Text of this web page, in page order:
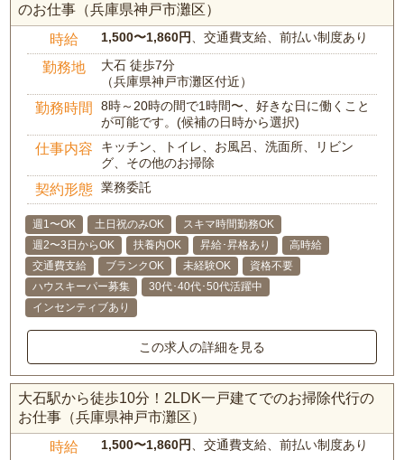
のお仕事（兵庫県神戸市灘区）
時給 1,500〜1,860円 、交通費支給、前払い制度あり
勤務地
大石 徒歩7分
（兵庫県神戸市灘区付近）
勤務時間
8時～20時の間で1時間〜、好きな日に働くこと
が可能です。(候補の日時から選択)
仕事内容
キッチン、トイレ、お風呂、洗面所、リビン
グ、その他のお掃除
契約形態 業務委託
週1〜OK 土日祝のみOK
スキマ時間勤務OK
週2〜3日からOK
扶養内OK 昇給･昇格あり
高時給
交通費支給
ブランクOK 未経験OK
資格不要
ハウスキーパー募集
30代･40代･50代活躍中
インセンティブあり
この求人の詳細を見る
大石駅から徒歩10分！2LDK一戸建てでのお掃除代行の
お仕事（兵庫県神戸市灘区）
時給 1,500〜1,860円 、交通費支給、前払い制度あり